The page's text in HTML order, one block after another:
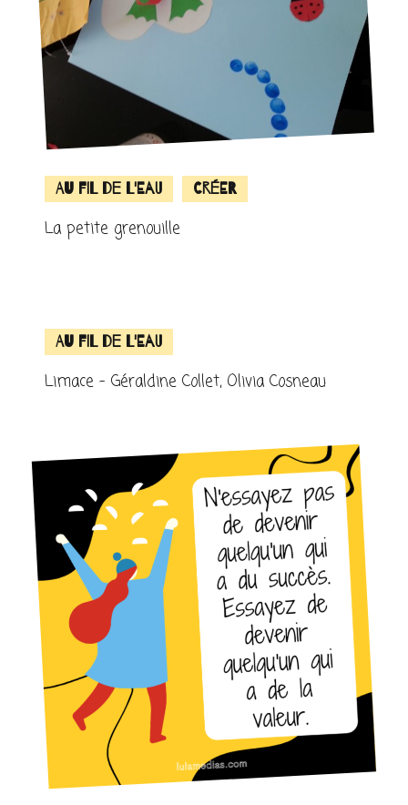
Au fil de l'eau Créer
La petite grenouille
Au fil de l'eau
Limace – Géraldine Collet, Olivia Cosneau